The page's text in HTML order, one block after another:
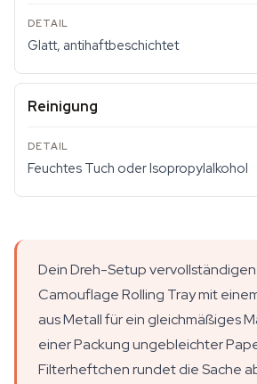
Glatt, antihaftbeschichtet
Reinigung
Feuchtes Tuch oder Isopropylalkohol
Dein Dreh-Setup
Camouflage Rolling Tray mit
aus Metall für ein gleichmäßiges
einer Packung ungebleichter
Filterheftchen rundet die Sache